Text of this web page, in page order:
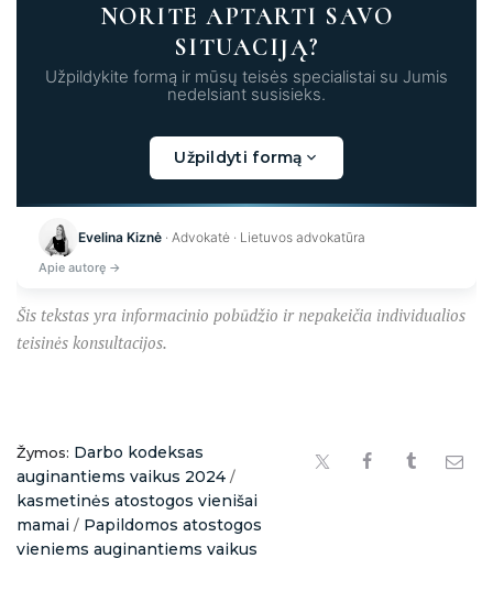
NORITE APTARTI SAVO
SITUACIJĄ?
Užpildykite formą ir mūsų teisės specialistai su Jumis
nedelsiant susisieks.
Užpildyti formą
Kraunama...
Evelina Kiznė · Advokatė · Lietuvos advokatūra
Apie autorę →
Šis tekstas yra informacinio pobūdžio ir nepakeičia individualios
teisinės konsultacijos.
Žymos: Darbo kodeksas
auginantiems vaikus 2024 /
kasmetinės atostogos vienišai
mamai / Papildomos atostogos
vieniems auginantiems vaikus